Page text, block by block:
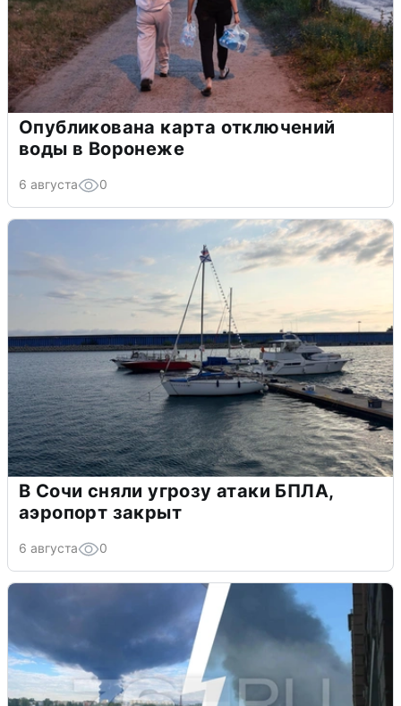
Опубликована карта отключений
воды в Воронеже
6 августа 0
В Сочи сняли угрозу атаки БПЛА,
аэропорт закрыт
6 августа 0